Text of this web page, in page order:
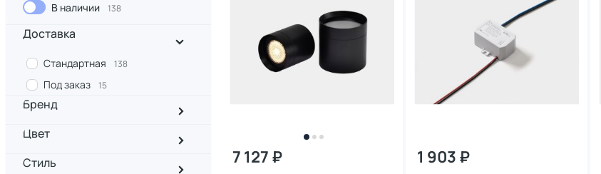
В наличии 138
Доставка
Стандартная 138
Под заказ 15
Бренд
Цвет
Стиль
7 127 ₽ 1 903 ₽